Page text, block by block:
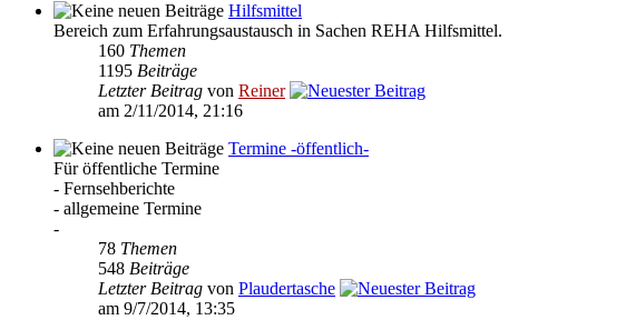
Hilfsmittel
Bereich zum Erfahrungsaustausch in Sachen REHA Hilfsmittel.
160 Themen
1195 Beiträge
Letzter Beitrag von Reiner
am 2/11/2014, 21:16
Termine -öffentlich-
Für öffentliche Termine
- Fernsehberichte
- allgemeine Termine
-
78 Themen
548 Beiträge
Letzter Beitrag von Plaudertasche
am 9/7/2014, 13:35